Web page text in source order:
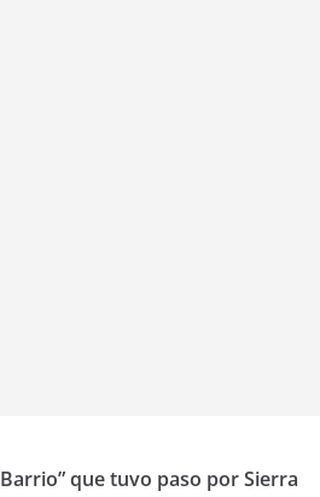
que tuvo paso por Sierra